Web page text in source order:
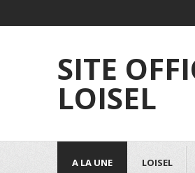
SITE
LOISEL
A LA UNE LOISEL